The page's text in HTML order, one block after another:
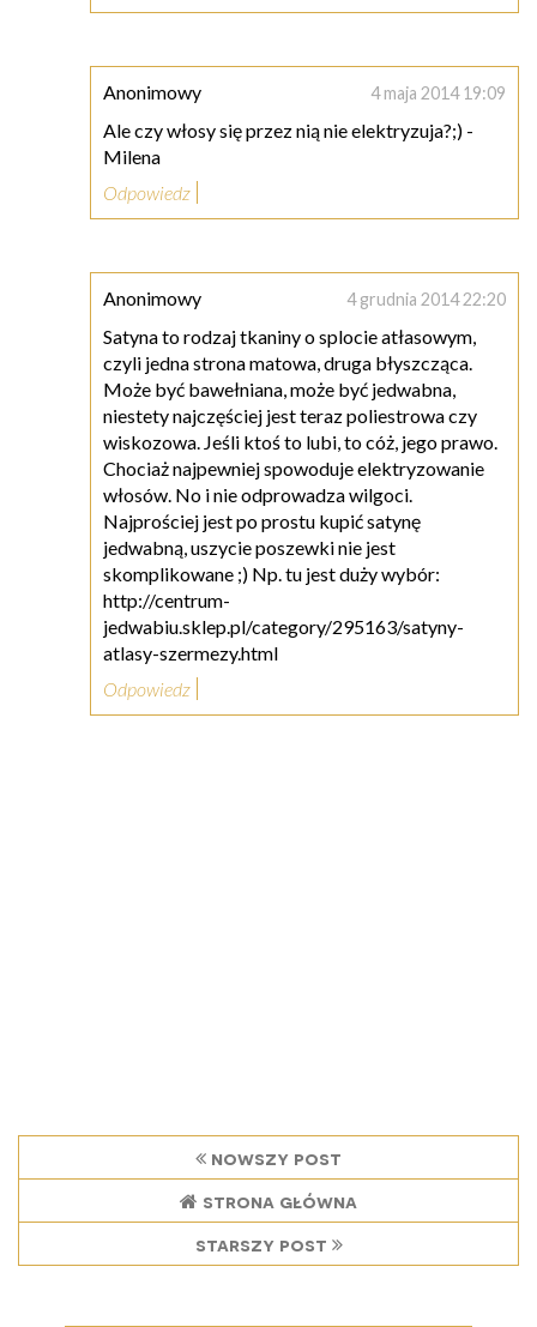
Anonimowy 4 maja 2014 19:09
Ale czy włosy się przez nią nie elektryzuja?;) -
Milena
Odpowiedz
Anonimowy 4 grudnia 2014 22:20
Satyna to rodzaj tkaniny o splocie atłasowym,
czyli jedna strona matowa, druga błyszcząca.
Może być bawełniana, może być jedwabna,
niestety najczęściej jest teraz poliestrowa czy
wiskozowa. Jeśli ktoś to lubi, to cóż, jego prawo.
Chociaż najpewniej spowoduje elektryzowanie
włosów. No i nie odprowadza wilgoci.
Najprościej jest po prostu kupić satynę
jedwabną, uszycie poszewki nie jest
skomplikowane ;) Np. tu jest duży wybór:
http://centrum-
jedwabiu.sklep.pl/category/295163/satyny-
atlasy-szermezy.html
Odpowiedz
nowszy post
strona główna
starszy post